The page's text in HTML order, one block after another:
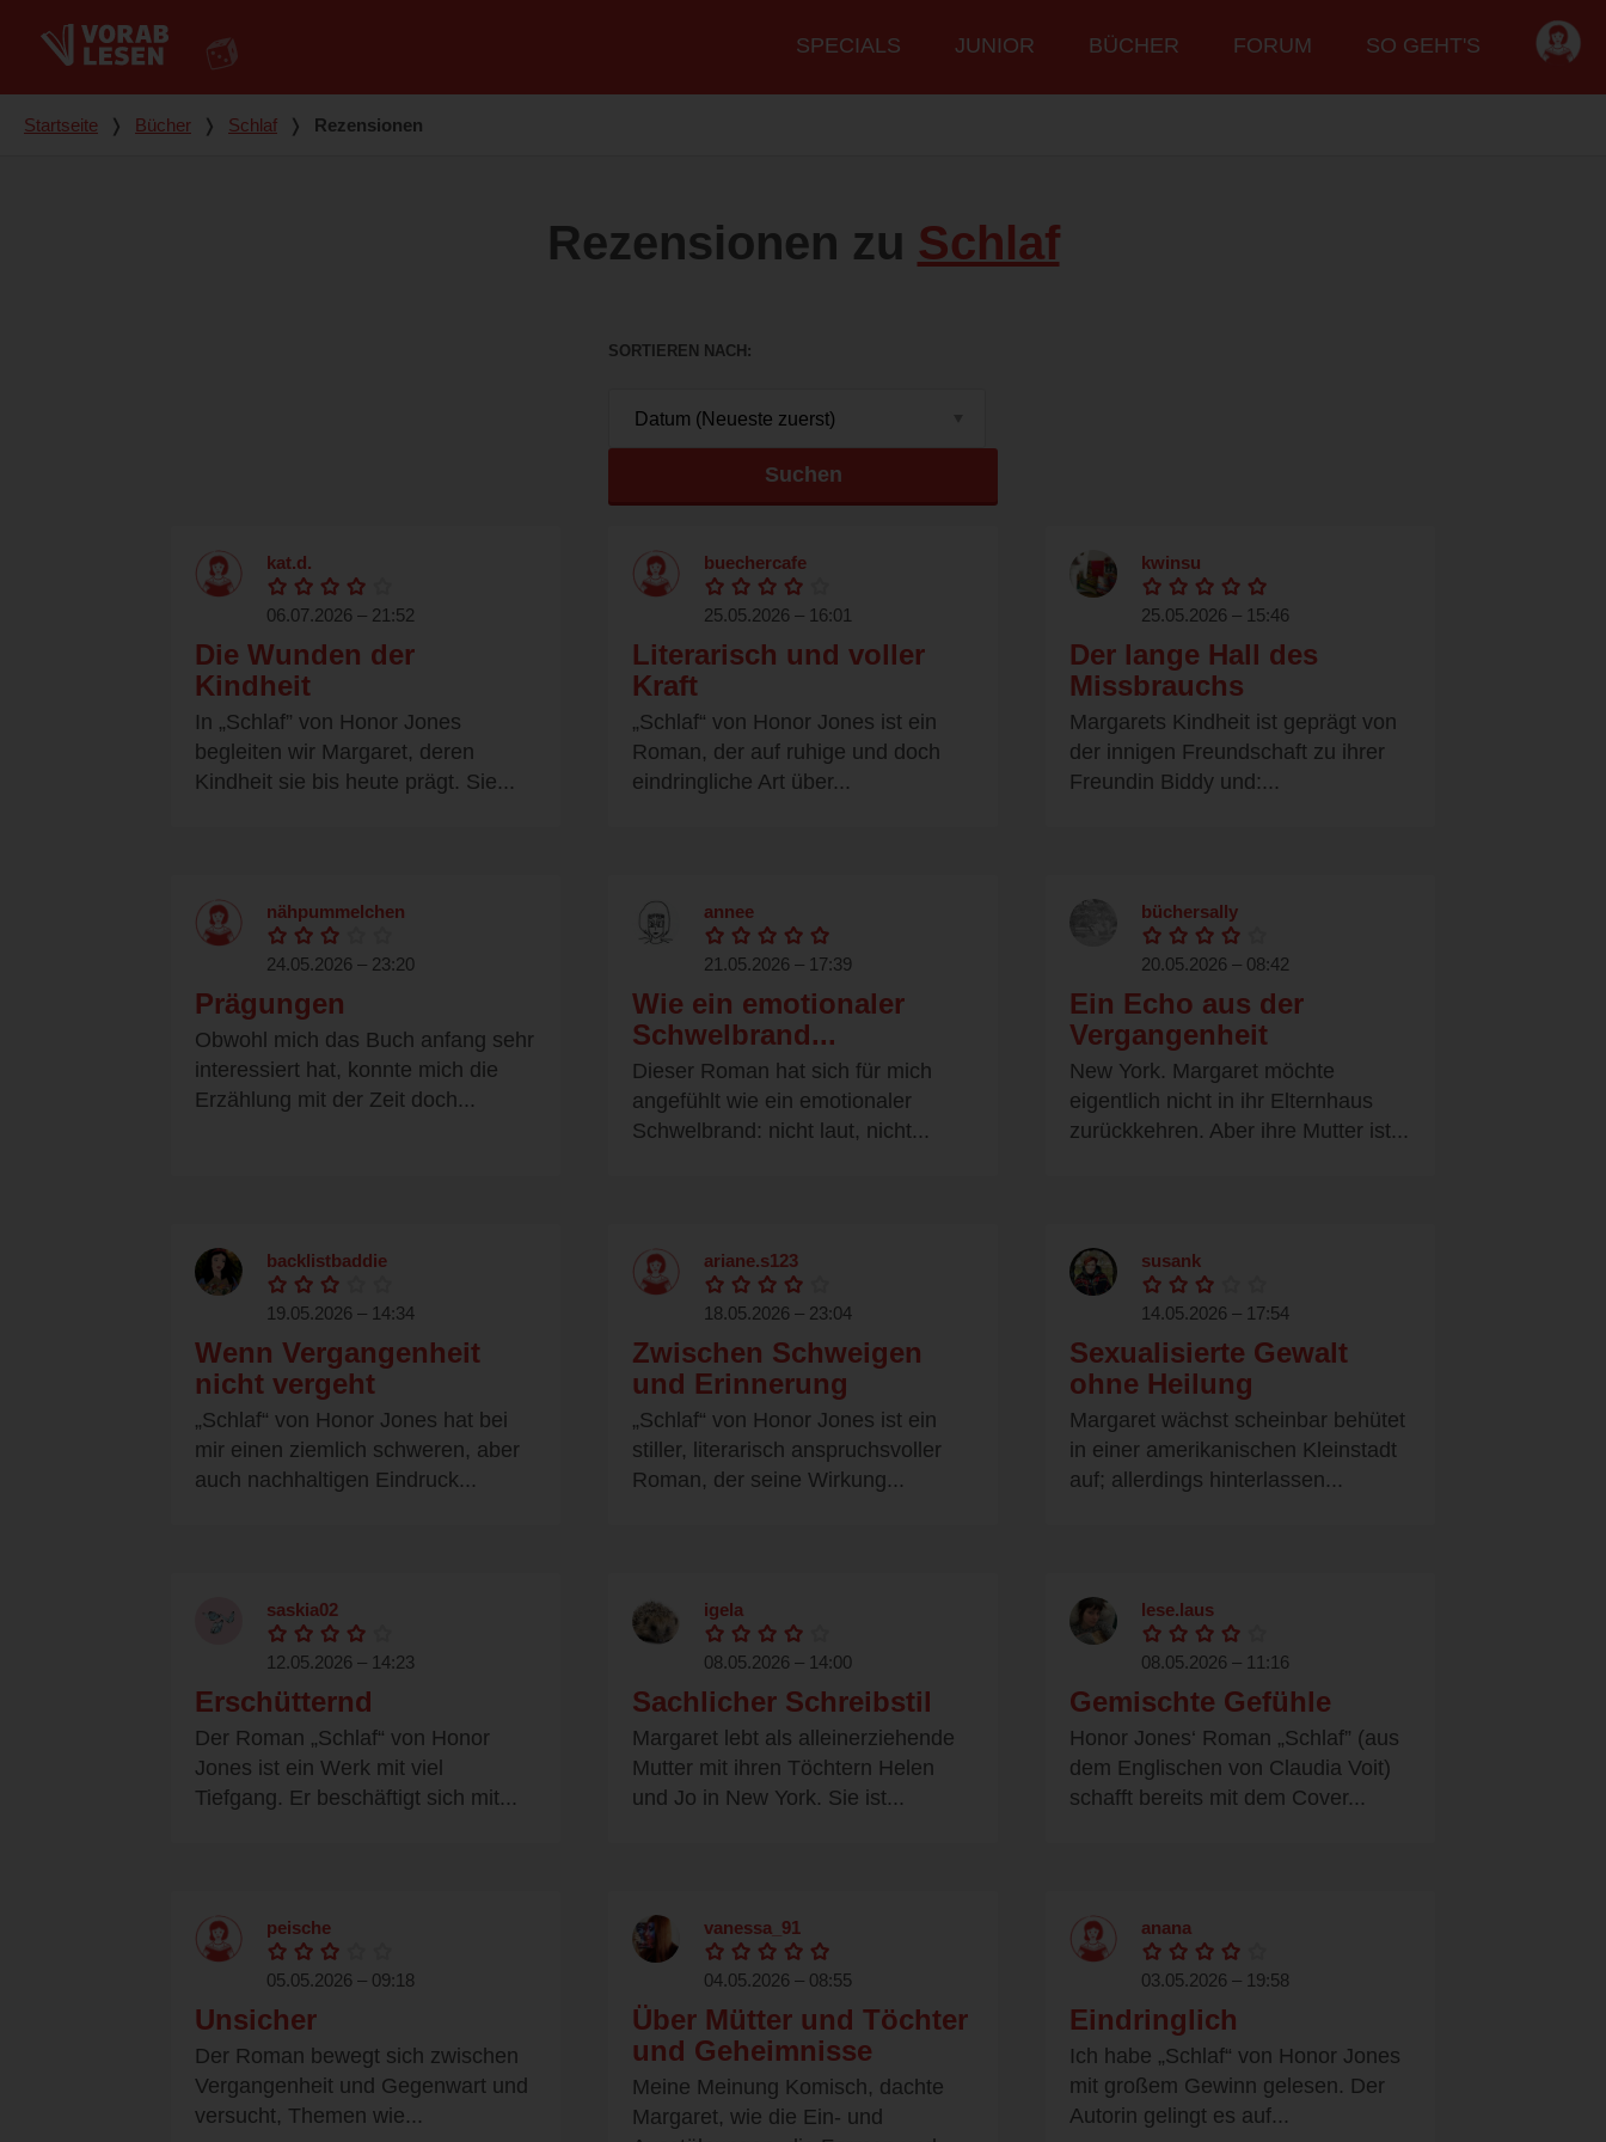
Hauptmenü
SPECIALS JUNIOR BÜCHER FORUM SO GEHT'S
Du bist hier
Startseite ❭ Bücher ❭ Schlaf ❭ Rezensionen
Rezensionen zu Schlaf
SORTIEREN NACH
Suchen
kat.d.
06.07.2026 – 21:52
Die Wunden der
Kindheit
In „Schlaf” von Honor Jones
begleiten wir Margaret, deren
Kindheit sie bis heute prägt. Sie...
buechercafe
25.05.2026 – 16:01
Literarisch und voller
Kraft
„Schlaf“ von Honor Jones ist ein
Roman, der auf ruhige und doch
eindringliche Art über...
kwinsu
25.05.2026 – 15:46
Der lange Hall des
Missbrauchs
Margarets Kindheit ist geprägt von
der innigen Freundschaft zu ihrer
Freundin Biddy und:...
nähpummelchen
24.05.2026 – 23:20
Prägungen
Obwohl mich das Buch anfang sehr
interessiert hat, konnte mich die
Erzählung mit der Zeit doch...
annee
21.05.2026 – 17:39
Wie ein emotionaler
Schwelbrand...
Dieser Roman hat sich für mich
angefühlt wie ein emotionaler
Schwelbrand: nicht laut, nicht...
büchersally
20.05.2026 – 08:42
Ein Echo aus der
Vergangenheit
New York. Margaret möchte
eigentlich nicht in ihr Elternhaus
zurückkehren. Aber ihre Mutter ist...
backlistbaddie
19.05.2026 – 14:34
Wenn Vergangenheit
nicht vergeht
„Schlaf“ von Honor Jones hat bei
mir einen ziemlich schweren, aber
auch nachhaltigen Eindruck...
ariane.s123
18.05.2026 – 23:04
Zwischen Schweigen
und Erinnerung
„Schlaf“ von Honor Jones ist ein
stiller, literarisch anspruchsvoller
Roman, der seine Wirkung...
susank
14.05.2026 – 17:54
Sexualisierte Gewalt
ohne Heilung
Margaret wächst scheinbar behütet
in einer amerikanischen Kleinstadt
auf; allerdings hinterlassen...
saskia02
12.05.2026 – 14:23
Erschütternd
Der Roman „Schlaf“ von Honor
Jones ist ein Werk mit viel
Tiefgang. Er beschäftigt sich mit...
igela
08.05.2026 – 14:00
Sachlicher Schreibstil
Margaret lebt als alleinerziehende
Mutter mit ihren Töchtern Helen
und Jo in New York. Sie ist...
lese.laus
08.05.2026 – 11:16
Gemischte Gefühle
Honor Jones‘ Roman „Schlaf” (aus
dem Englischen von Claudia Voit)
schafft bereits mit dem Cover...
peische
05.05.2026 – 09:18
Unsicher
Der Roman bewegt sich zwischen
Vergangenheit und Gegenwart und
versucht, Themen wie...
vanessa_91
04.05.2026 – 08:55
Über Mütter und Töchter
und Geheimnisse
Meine Meinung Komisch, dachte
Margaret, wie die Ein- und
anana
03.05.2026 – 19:58
Eindringlich
Ich habe „Schlaf“ von Honor Jones
mit großem Gewinn gelesen. Der
Autorin gelingt es auf...